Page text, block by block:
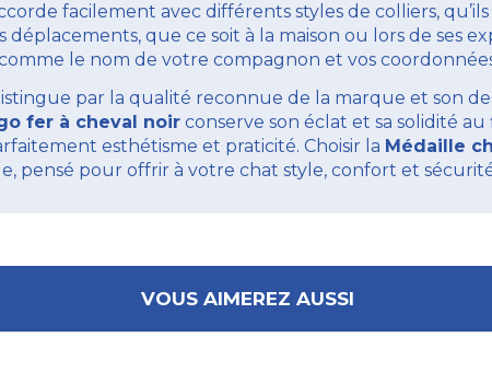
facilement avec différents styles de colliers,
que ce soit à la maison ou lors de ses
le nom de votre compagnon et vos
par la qualité reconnue de la marque et son
fer à cheval noir conserve son éclat et sa solidité
esthétisme et praticité. Choisir la Médaille
pensé pour offrir à votre chat style, confort et
VOUS AIMEREZ AUSSI